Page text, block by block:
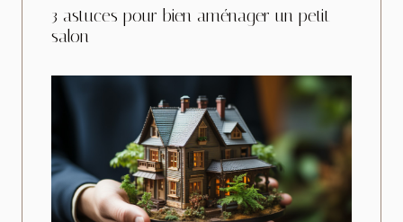
3 astuces pour bien aménager un petit
salon